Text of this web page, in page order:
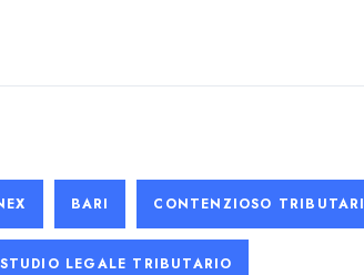
BARI CONTENZIOSO
STUDIO LEGALE TRIBUTARIO